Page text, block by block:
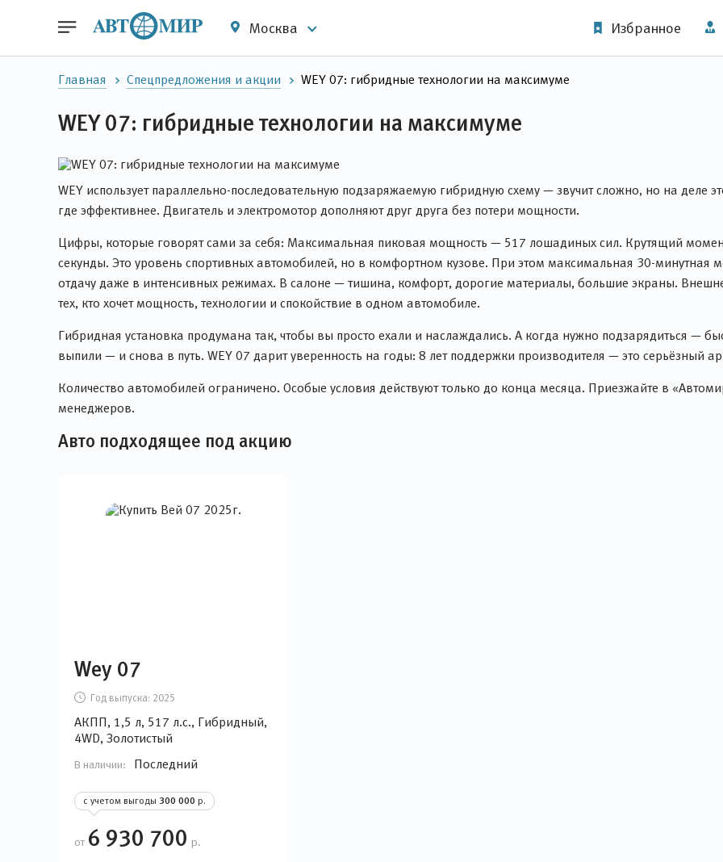
Москва Избранное
Главная Спецпредложения и акции WEY 07: гибридные технологии на максимуме
WEY 07: гибридные технологии на максимуме
WEY использует параллельно-последовательную подзаряжаемую гибридную схему — звучит сложно, но на деле
где эффективнее. Двигатель и электромотор дополняют друг друга без потери мощности.
Цифры, которые говорят сами за себя: Максимальная пиковая мощность — 517 лошадиных сил. Крутящий
секунды. Это уровень спортивных автомобилей, но в комфортном кузове. При этом максимальная 30-минутная
отдачу даже в интенсивных режимах. В салоне — тишина, комфорт, дорогие материалы, большие экраны.
тех, кто хочет мощность, технологии и спокойствие в одном автомобиле.
Гибридная установка продумана так, чтобы вы просто ехали и наслаждались. А когда нужно подзарядиться —
выпили — и снова в путь. WEY 07 дарит уверенность на годы: 8 лет поддержки производителя — это серьёзный
Количество автомобилей ограничено. Особые условия действуют только до конца месяца. Приезжайте в
менеджеров.
Авто подходящее под акцию
Wey 07
Год выпуска: 2025
АКПП, 1,5 л, 517 л.с., Гибридный,
4WD, Золотистый
В наличии: Последний
с учетом выгоды 300 000 р.
от 6 930 700 р.